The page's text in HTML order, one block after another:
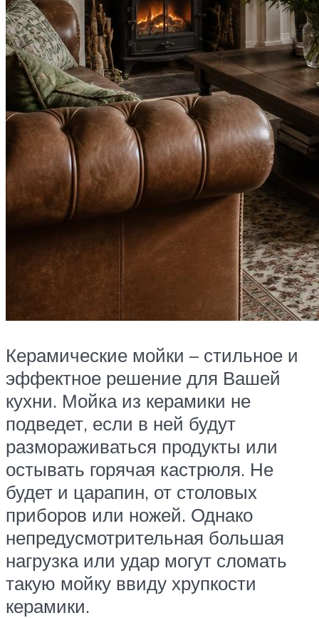
Керамические мойки – стильное и
эффектное решение для Вашей
кухни. Мойка из керамики не
подведет, если в ней будут
размораживаться продукты или
остывать горячая кастрюля. Не
будет и царапин, от столовых
приборов или ножей. Однако
непредусмотрительная большая
нагрузка или удар могут сломать
такую мойку ввиду хрупкости
керамики.